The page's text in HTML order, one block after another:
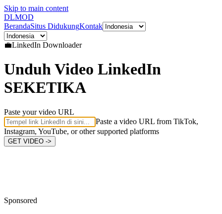
Skip to main content
DLMOD
BerandaSitus DidukungKontak
💼LinkedIn Downloader
Unduh Video LinkedIn
SEKETIKA
Paste your video URL
Paste a video URL from TikTok,
Instagram, YouTube, or other supported platforms
GET VIDEO ->
Sponsored